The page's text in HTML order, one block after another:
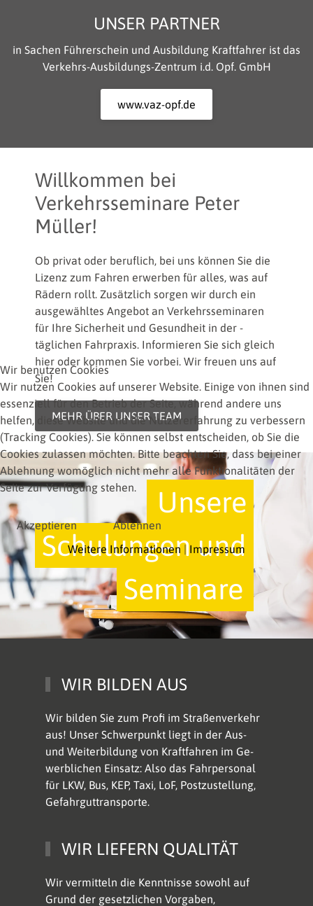
UNSER PARTNER
in Sachen Führerschein und Ausbildung Kraftfahrer ist das
Verkehrs-Ausbildungs-Zentrum i.d. Opf. GmbH
www.vaz-opf.de
Willkommen bei
Verkehrsseminare Peter
Müller!
Ob privat oder beruflich, bei uns können Sie die
Lizenz zum Fahren erwerben für alles, was auf
Rädern rollt. Zusätzlich sorgen wir durch ein
ausgewähltes Angebot an Verkehrsseminaren
für Ihre Sicherheit und Gesundheit in der ­
täglichen Fahrpraxis. Informieren Sie sich gleich
hier oder kommen Sie vorbei. Wir freuen uns auf
Sie!
MEHR ÜBER UNSER TEAM
Unsere
Schulungen und
Seminare
WIR BILDEN AUS
Wir bilden Sie zum Profi im Stra­ßen­verkehr
aus! Unser Schwer­punkt liegt in der Aus-
und Wei­ter­bildung von Kraftfahren im Ge­
werb­lichen Einsatz: Also das Fahrpersonal
für LKW, Bus, KEP, Taxi, LoF, Postzustellung,
Ge­fahr­gut­trans­porte.
WIR LIEFERN QUALITÄT
Wir vermitteln die Kenntnisse sowohl auf
Grund der ge­setz­lichen Vor­ga­ben,
Wir benutzen Cookies
Wir nutzen Cookies auf unserer Website. Einige von ihnen sind
essenziell für den Betrieb der Seite, während andere uns
helfen, diese Website und die Nutzererfahrung zu verbessern
(Tracking Cookies). Sie können selbst entscheiden, ob Sie die
Cookies zulassen möchten. Bitte beachten Sie, dass bei einer
Ablehnung womöglich nicht mehr alle Funktionalitäten der
Seite zur Verfügung stehen.
Akzeptieren
Ablehnen
Weitere Informationen |Impressum